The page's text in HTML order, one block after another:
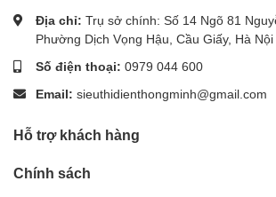
Địa chỉ: Trụ sở chính: Số 14 Ngõ 81
Phường Dịch Vọng Hậu, Cầu Giấy, Hà Nội
Số điện thoại: 0979 044 600
Email: sieuthidienthongminh@gmail.com
Hỗ trợ khách hàng
Chính sách